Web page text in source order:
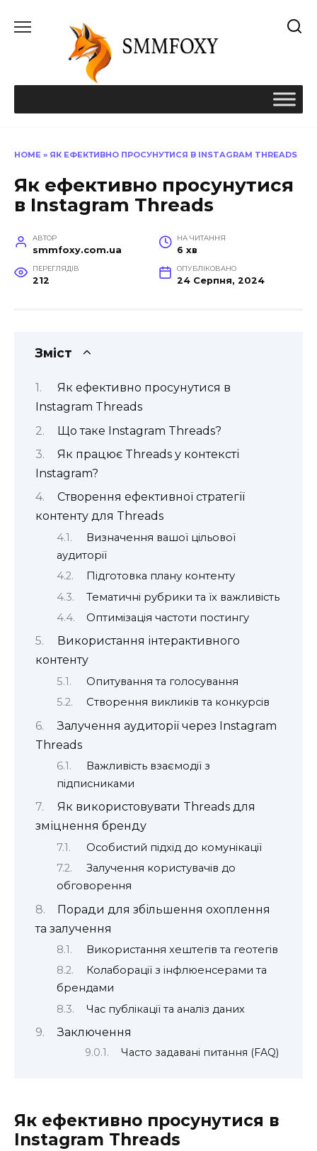
до
HOME » ЯК ЕФЕКТИВНО ПРОСУНУТИСЯ В INSTAGRAM THREADS
Як ефективно просунутися
в Instagram Threads
АВТОР
smmfoxy.com.ua
НА ЧИТАННЯ
6 хв
ПЕРЕГЛЯДІВ
212
ОПУБЛІКОВАНО
24 Серпня, 2024
Зміст
Як ефективно просунутися в
Instagram Threads
Що таке Instagram Threads?
Як працює Threads у контексті
Instagram?
Створення ефективної стратегії
контенту для Threads
Визначення вашої цільової
аудиторії
Підготовка плану контенту
Тематичні рубрики та їх важливість
Оптимізація частоти постингу
Використання інтерактивного
контенту
Опитування та голосування
Створення викликів та конкурсів
Залучення аудиторії через Instagram
Threads
Важливість взаємодії з
підписниками
Як використовувати Threads для
зміцнення бренду
Особистий підхід до комунікації
Залучення користувачів до
обговорення
Поради для збільшення охоплення
та залучення
Використання хештегів та геотегів
Колаборації з інфлюенсерами та
брендами
Час публікації та аналіз даних
Заключення
Часто задавані питання (FAQ)
Як ефективно просунутися в
Instagram Threads